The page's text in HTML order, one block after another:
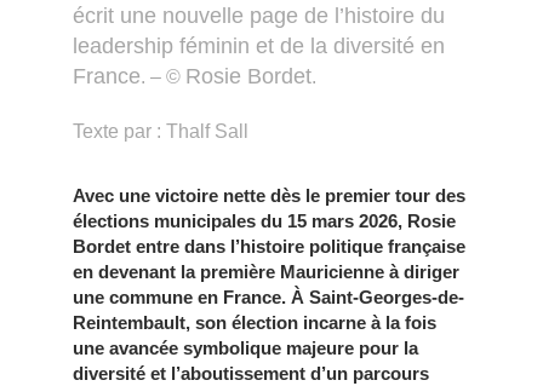
écrit une nouvelle page de l’histoire du
leadership féminin et de la diversité en
France. – © Rosie Bordet.
Texte par : Thalf Sall
Avec une victoire nette dès le premier tour des
élections municipales du 15 mars 2026, Rosie
Bordet entre dans l’histoire politique française
en devenant la première Mauricienne à diriger
une commune en France. À Saint-Georges-de-
Reintembault, son élection incarne à la fois
une avancée symbolique majeure pour la
diversité et l’aboutissement d’un parcours